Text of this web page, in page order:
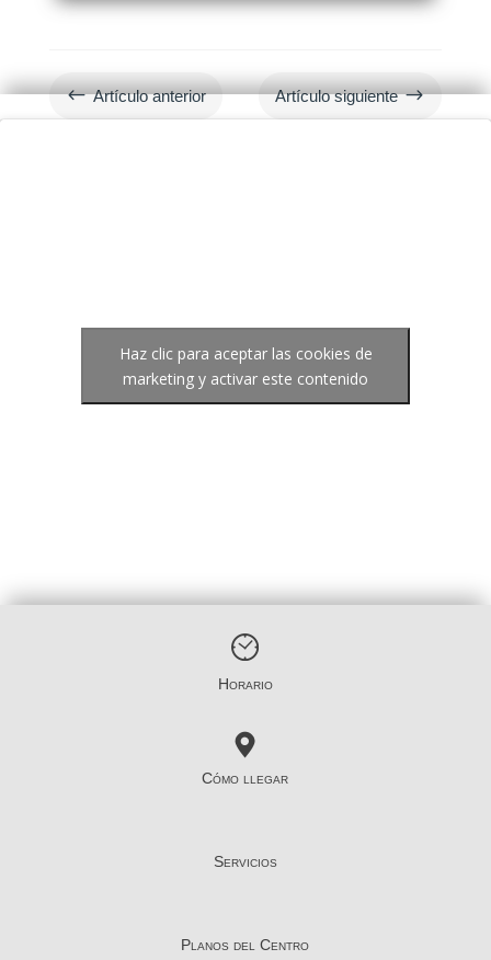
# Artículo anterior Artículo siguiente $
Haz clic para aceptar las cookies de
marketing y activar este contenido
Horario
Cómo llegar
Servicios
Planos del Centro